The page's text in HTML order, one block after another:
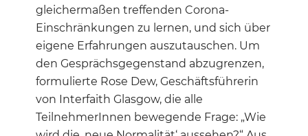
gleichermaßen treffenden Corona-
Einschränkungen zu lernen, und sich über
eigene Erfahrungen auszutauschen. Um
den Gesprächsgegenstand abzugrenzen,
formulierte Rose Dew, Geschäftsführerin
von Interfaith Glasgow, die alle
TeilnehmerInnen bewegende Frage: „Wie